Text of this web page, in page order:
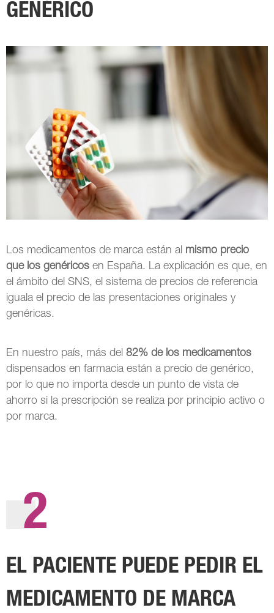
GENÉRICO
Los medicamentos de marca están al mismo precio
que los genéricos en España. La explicación es que, en
el ámbito del SNS, el sistema de precios de referencia
iguala el precio de las presentaciones originales y
genéricas.
En nuestro país, más del82% de los medicamentos
dispensados en farmacia están a precio de genérico,
por lo que no importa desde un punto de vista de
ahorro si la prescripción se realiza por principio activo o
por marca.
2
EL PACIENTE PUEDE PEDIR EL
MEDICAMENTO DE MARCA